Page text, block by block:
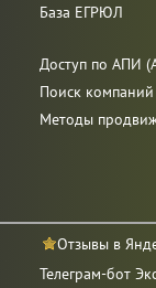
База ЕГРЮЛ
Доступ по АПИ
Поиск
Методы
Отзывы в
Телеграм-бот